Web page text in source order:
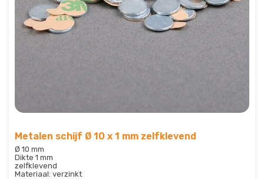
Metalen schijf Ø 10 x 1 mm zelfklevend
Ø 10 mm
Dikte 1 mm
zelfklevend
Materiaal: verzinkt